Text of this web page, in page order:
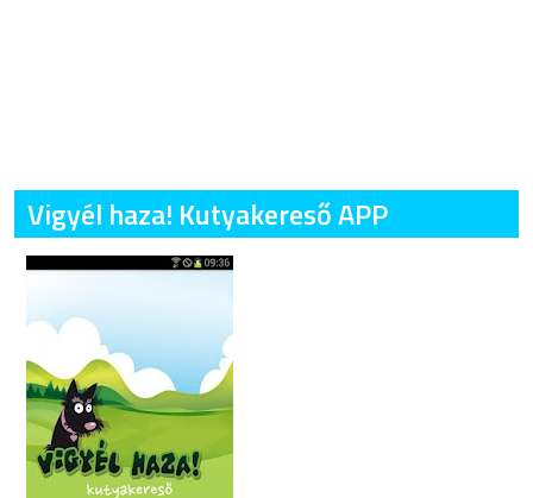
Vigyél haza! Kutyakereső APP